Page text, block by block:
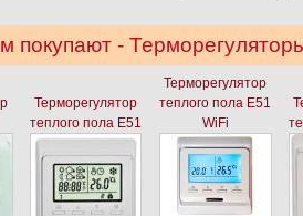
покупают -
Терморегулятор
теплого пола E51
Терморегулятор
теплого пола E51
WiFi